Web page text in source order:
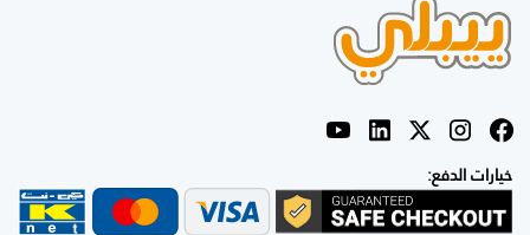
خيارات الدفع: